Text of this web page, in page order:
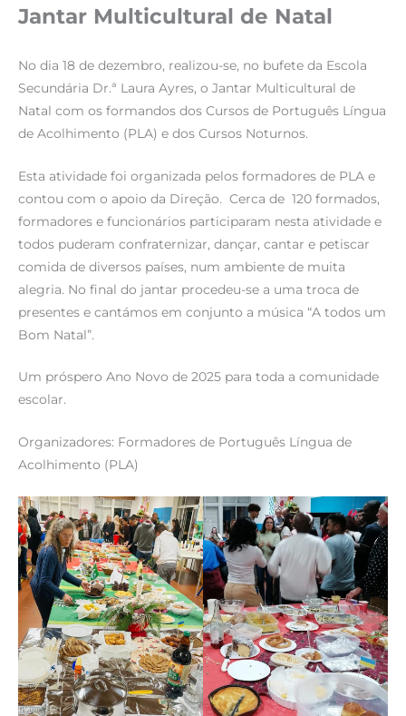
Jantar Multicultural de Natal
No dia 18 de dezembro, realizou-se, no bufete da Escola
Secundária Dr.ª Laura Ayres, o Jantar Multicultural de
Natal com os formandos dos Cursos de Português Língua
de Acolhimento (PLA) e dos Cursos Noturnos.
Esta atividade foi organizada pelos formadores de PLA e
contou com o apoio da Direção. Cerca de 120 formados,
formadores e funcionários participaram nesta atividade e
todos puderam confraternizar, dançar, cantar e petiscar
comida de diversos países, num ambiente de muita
alegria. No final do jantar procedeu-se a uma troca de
presentes e cantámos em conjunto a música “A todos um
Bom Natal”.
Um próspero Ano Novo de 2025 para toda a comunidade
escolar.
Organizadores: Formadores de Português Língua de
Acolhimento (PLA)